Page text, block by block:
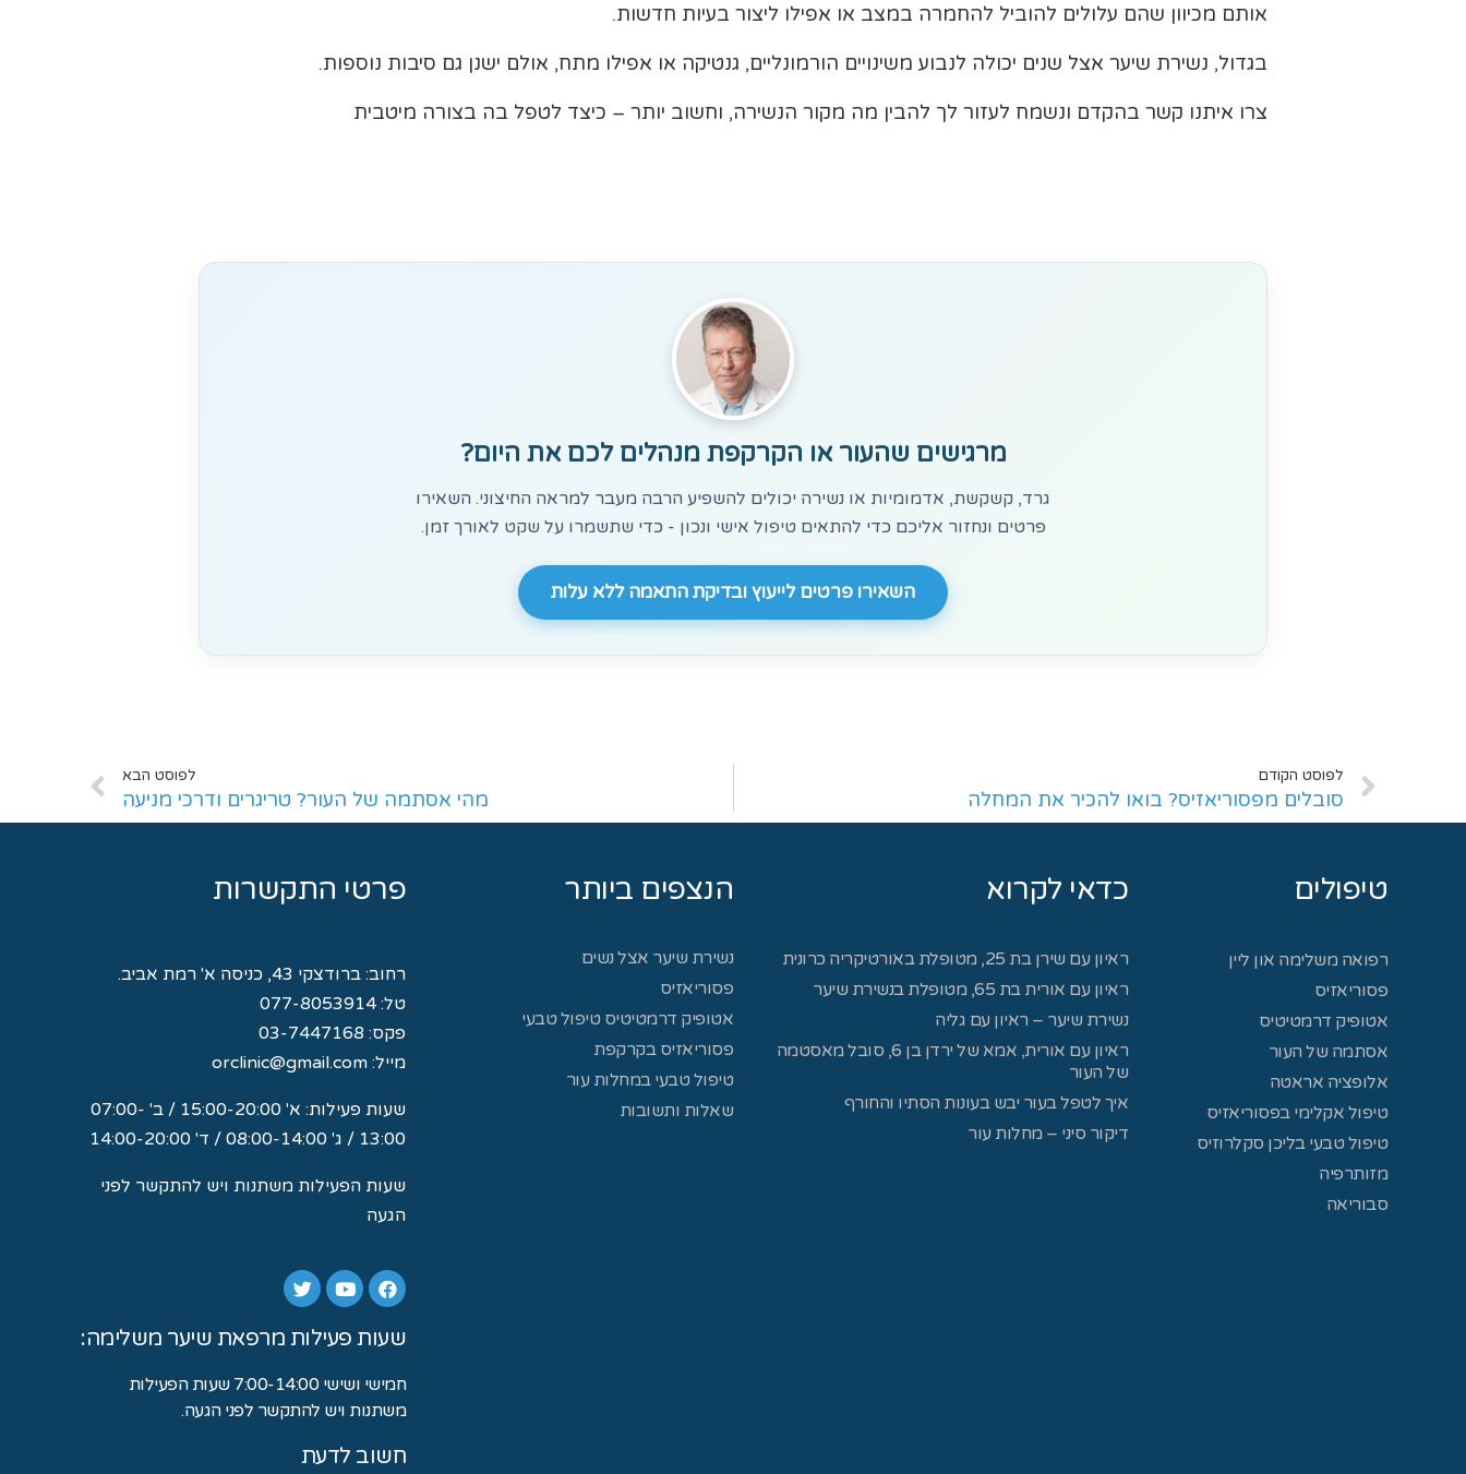
אותם מכיוון שהם עלולים להוביל להחמרה במצב או אפילו ליצור בעיות חדשות.
בגדול, נשירת שיער אצל שנים יכולה לנבוע משינויים הורמונליים, גנטיקה או אפילו מתח, אולם ישנן גם סיבות נוספות.
צרו איתנו קשר בהקדם ונשמח לעזור לך להבין מה מקור הנשירה, וחשוב יותר – כיצד לטפל בה בצורה מיטבית
מרגישים שהעור או הקרקפת מנהלים לכם את היום?
גרד, קשקשת, אדמומיות או נשירה יכולים להשפיע הרבה מעבר למראה החיצוני. השאירו
פרטים ונחזור אליכם כדי להתאים טיפול אישי ונכון - כדי שתשמרו על שקט לאורך זמן.
השאירו פרטים לייעוץ ובדיקת התאמה ללא עלות
לפוסט הקודם
סובלים מפסוריאזיס? בואו להכיר את המחלה
לפוסט הבא
מהי אסתמה של העור? טריגרים ודרכי מניעה
טיפולים
רפואה משלימה און ליין
פסוריאזיס
אטופיק דרמטיטיס
אסתמה של העור
אלופציה אראטה
טיפול אקלימי בפסוריאזיס
טיפול טבעי בליכן סקלרוזיס
מזותרפיה
סבוריאה
כדאי לקרוא
ראיון עם שירן בת 25, מטופלת באורטיקריה כרונית
ראיון עם אורית בת 65, מטופלת בנשירת שיער
נשירת שיער – ראיון עם גליה
ראיון עם אורית, אמא של ירדן בן 6, סובל מאסטמה
של העור​
איך לטפל בעור יבש בעונות הסתיו והחורף
דיקור סיני – מחלות עור
הנצפים ביותר
נשירת שיער אצל נשים
פסוריאזיס
אטופיק דרמטיטיס טיפול טבעי
פסוריאזיס בקרקפת
טיפול טבעי במחלות עור
שאלות ותשובות
פרטי התקשרות
רחוב: ברודצקי 43, כניסה א' רמת אביב.
טל: 077-8053914
פקס: 03-7447168
מייל: orclinic@gmail.com
שעות פעילות: א' 15:00-20:00 / ב' 07:00-
13:00 / ג' 08:00-14:00 / ד' 14:00-20:00
שעות הפעילות משתנות ויש להתקשר לפני
הגעה
שעות פעילות מרפאת שיער משלימה:
חמישי ושישי 7:00-14:00 שעות הפעילות
משתנות ויש להתקשר לפני הגעה.
חשוב לדעת